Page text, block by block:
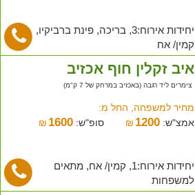
יחידות אירוח:3, בריכה, פינת ברביקיו,
קמין/ אח
איב זקלין חוף אכזיב
צימרים ליד רגבה (באכזיב במרחק של 7 ק"מ)
מחיר למשפחה, החל מ:
אמצ"ש:
₪ 1200 סופ"ש: ₪ 1600
יחידות אירוח:1, קמין/ אח, מתאים
למשפחות